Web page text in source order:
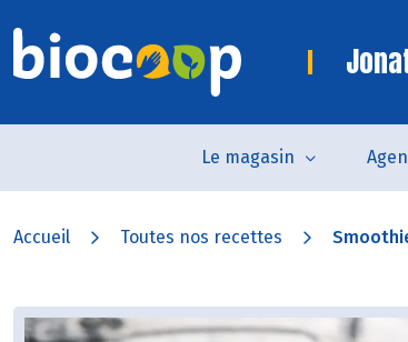
Le magasin
Accueil Toutes nos recettes